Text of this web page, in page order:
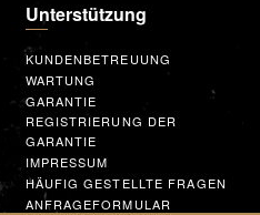
Unterstützung
KUNDENBETREUUNG
WARTUNG
GARANTIE
REGISTRIERUNG DER
GARANTIE
IMPRESSUM
HÄUFIG GESTELLTE FRAGEN
ANFRAGEFORMULAR